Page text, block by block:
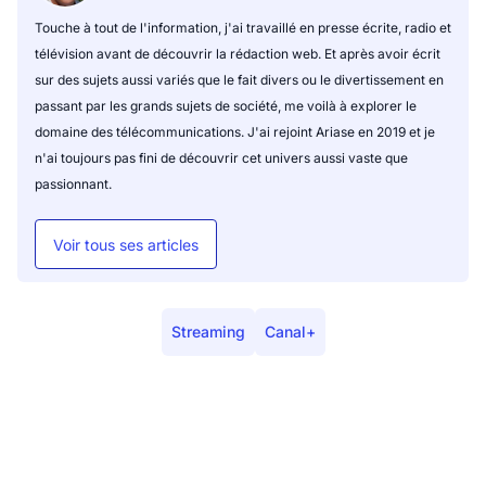
Touche à tout de l'information, j'ai travaillé en presse écrite, radio et
télévision avant de découvrir la rédaction web. Et après avoir écrit
sur des sujets aussi variés que le fait divers ou le divertissement en
passant par les grands sujets de société, me voilà à explorer le
domaine des télécommunications. J'ai rejoint Ariase en 2019 et je
n'ai toujours pas fini de découvrir cet univers aussi vaste que
passionnant.
Voir tous ses articles
Streaming Canal+